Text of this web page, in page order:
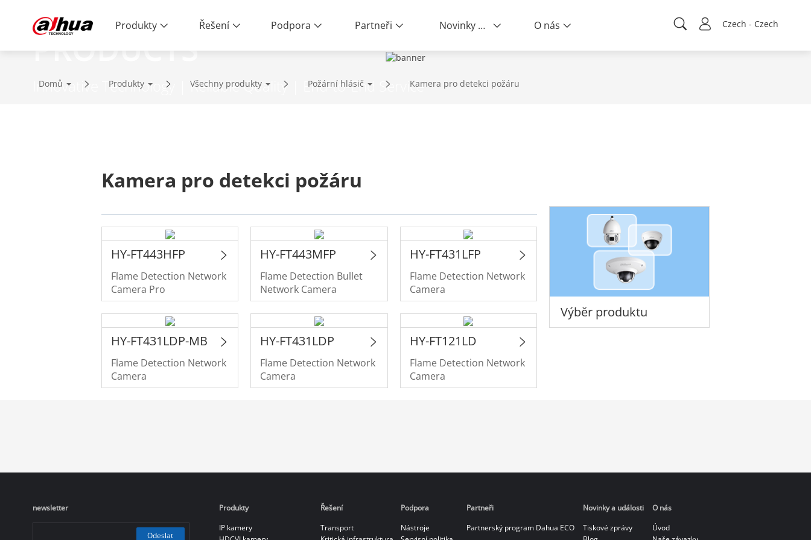
Czech - Czech
Produkty Řešení Podpora Partneři Novinky a události O nás
PRODUCTS
Innovative Technology | Reliable Quality | End-to-End Service
Domů Produkty Všechny produkty Požární hlásič Kamera pro detekci požáru
Výběr produktu
Kamera pro detekci požáru
HY-FT443HFP
Flame Detection Network
Camera Pro
HY-FT443MFP
Flame Detection Bullet
Network Camera
HY-FT431LFP
Flame Detection Network
Camera
HY-FT431LDP-MB
Flame Detection Network
Camera
HY-FT431LDP
Flame Detection Network
Camera
HY-FT121LD
Flame Detection Network
Camera
newsletter
Odeslat
Produkty
IP kamery
Řešení
Transport
Podpora
Nástroje
Partneři
Partnerský program Dahua ECO
Novinky a události
Tiskové zprávy
O nás
Úvod